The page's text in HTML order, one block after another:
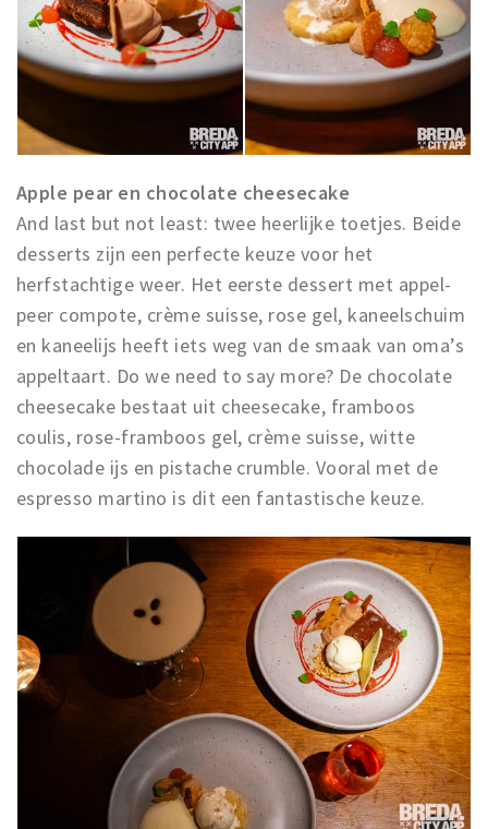
Apple pear en chocolate cheesecake
And last but not least: twee heerlijke toetjes. Beide
desserts zijn een perfecte keuze voor het
herfstachtige weer. Het eerste dessert met appel-
peer compote, crème suisse, rose gel, kaneelschuim
en kaneelijs heeft iets weg van de smaak van oma’s
appeltaart. Do we need to say more? De chocolate
cheesecake bestaat uit cheesecake, framboos
coulis, rose-framboos gel, crème suisse, witte
chocolade ijs en pistache crumble. Vooral met de
espresso martino is dit een fantastische keuze.